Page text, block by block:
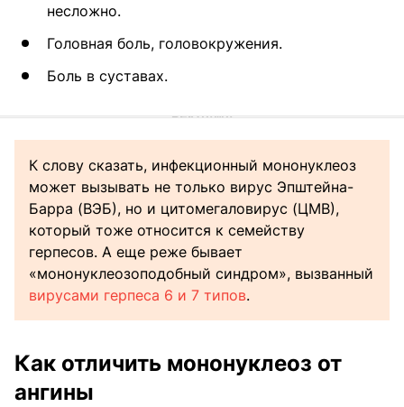
несложно.
Головная боль, головокружения.
Боль в суставах.
К слову сказать, инфекционный мононуклеоз
может вызывать не только вирус Эпштейна-
Барра (ВЭБ), но и цитомегаловирус (ЦМВ),
который тоже относится к семейству
герпесов. А еще реже бывает
«мононуклеозоподобный синдром», вызванный
вирусами герпеса 6 и 7 типов.
Как отличить мононуклеоз от
ангины